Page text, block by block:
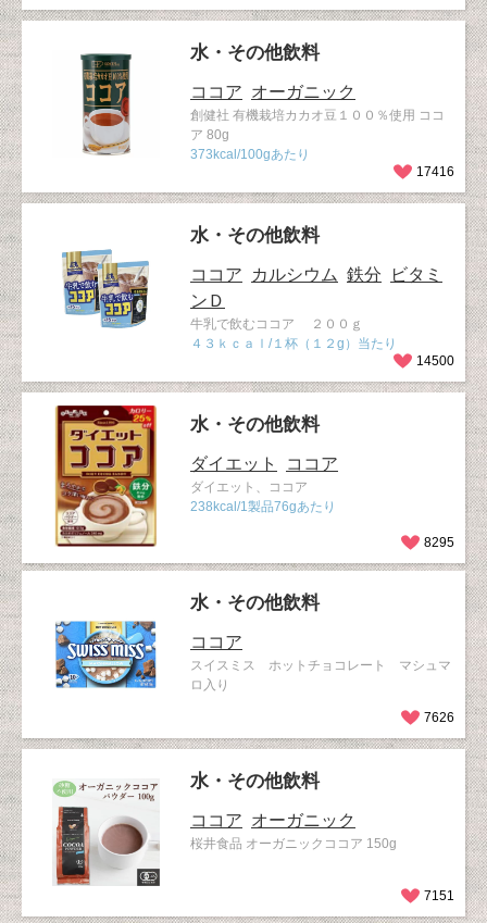
水・その他飲料
ココア オーガニック
創健社 有機栽培カカオ豆１００％使用 ココ
ア 80g
373kcal/100gあたり
17416
水・その他飲料
ココア カルシウム 鉄分
ビタミ
ンＤ
牛乳で飲むココア ２００ｇ
４３ｋｃａｌ/１杯（１２g）当たり
14500
水・その他飲料
ダイエット ココア
ダイエット、ココア
238kcal/1製品76gあたり
8295
水・その他飲料
ココア
スイスミス ホットチョコレート マシュマ
ロ入り
7626
水・その他飲料
ココア オーガニック
桜井食品 オーガニックココア 150g
7151